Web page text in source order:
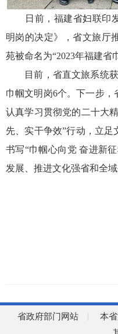
日前，福建省妇联印发
明岗的决定》，省文旅厅
苑被命名为“2023年福建省
目前，省直文旅系统获
巾帼文明岗6个。下一步
认真学习贯彻党的二十大
先、实干争效”行动，立
书写“巾帼心向党 奋进新
发展、推进文化强省和全
省政府部门网站 本